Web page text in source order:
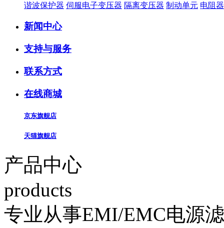
谐波保护器 伺服电子变压器 隔离变压器 制动单元 电阻器
新闻中心
支持与服务
联系方式
在线商城
京东旗舰店
天猫旗舰店
产品中心
products
专业从事EMI/EMC电源